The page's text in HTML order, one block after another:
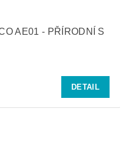
AE01 - PŘÍRODNÍ S
DETAIL